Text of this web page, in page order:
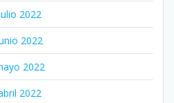
2022
2022
2022
2022